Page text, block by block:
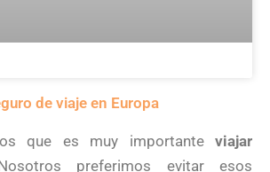
de viaje en Europa
que es muy importante viajar
preferimos evitar esos